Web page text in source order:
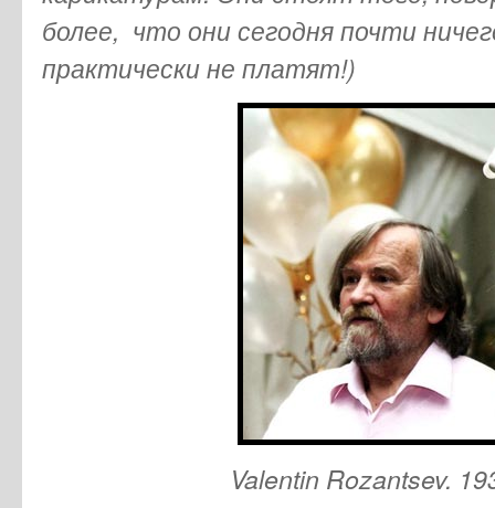
более, что они сегодня почти
практически не платят!)
Valentin Rozantsev.